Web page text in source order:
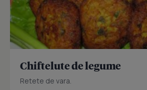
Chiftelute de legume
Retete de vara.